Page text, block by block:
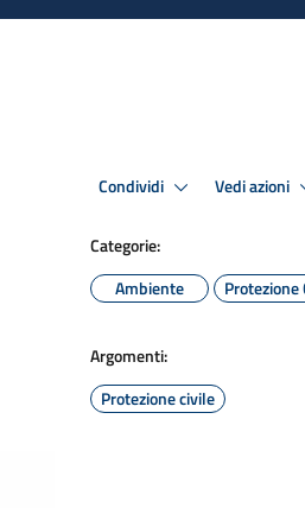
Condividi Vedi azioni
Categorie:
Ambiente
Protezione
Argomenti:
Protezione civile